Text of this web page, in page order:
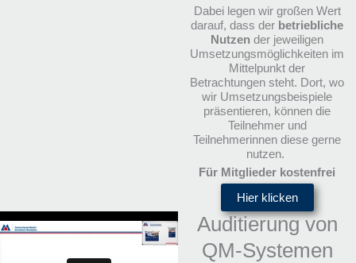
Dabei legen wir großen Wert
darauf, dass der betriebliche
Nutzen der jeweiligen
Umsetzungsmöglichkeiten im
Mittelpunkt der
Betrachtungen steht. Dort, wo
wir Umsetzungsbeispiele
präsentieren, können die
Teilnehmer und
Teilnehmerinnen diese gerne
nutzen.
Für Mitglieder kostenfrei
Hier klicken
Auditierung von
QM-Systemen